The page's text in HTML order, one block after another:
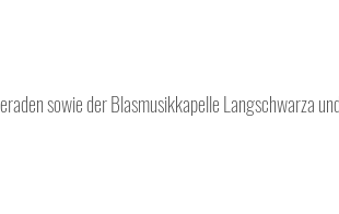
sowie der Blasmusikkapelle Langschwarza und